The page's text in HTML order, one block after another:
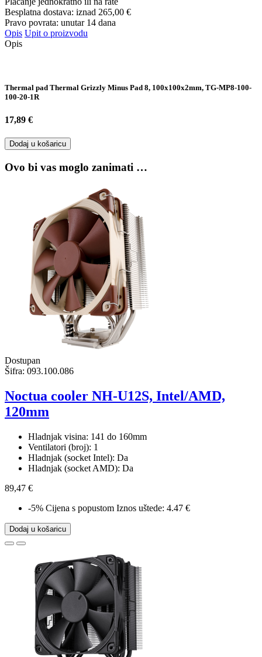
Besplatna dostava: iznad 265,00 €
Pravo povrata: unutar 14 dana
Opis Upit o proizvodu
Opis
Thermal pad Thermal Grizzly Minus Pad 8, 100x100x2mm, TG-MP8-100-
100-20-1R
17,89 €
Dodaj u košaricu
Ovo bi vas moglo zanimati …
Dostupan
Šifra: 093.100.086
Noctua cooler NH-U12S, Intel/AMD,
120mm
Hladnjak visina: 141 do 160mm
Ventilatori (broj): 1
Hladnjak (socket Intel): Da
Hladnjak (socket AMD): Da
89,47 €
-5% Cijena s popustom Iznos uštede: 4.47 €
Dodaj u košaricu